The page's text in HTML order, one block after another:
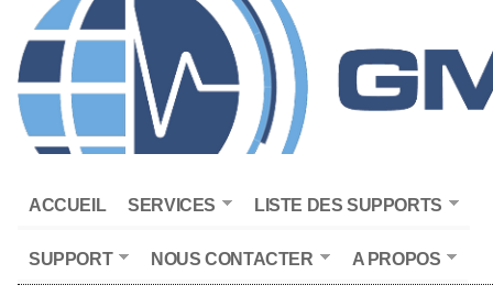
ACCUEIL SERVICES LISTE DES SUPPORTS
SUPPORT NOUS CONTACTER A PROPOS